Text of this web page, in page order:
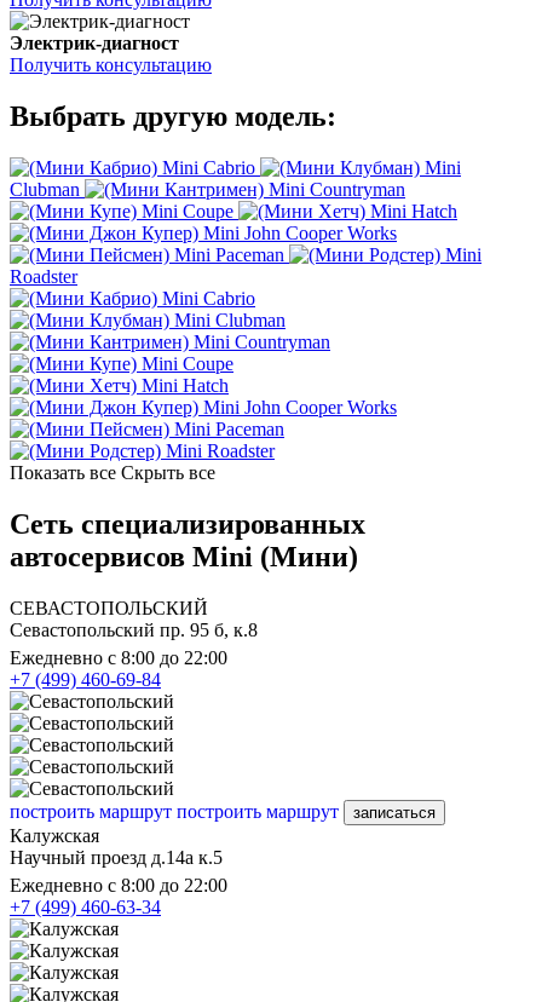
Электрик-диагност
Получить консультацию
Выбрать другую модель:
Mini Cabrio
Mini
Clubman
Mini Countryman
Mini Coupe
Mini Hatch
Mini John Cooper Works
Mini Paceman
Mini
Roadster
Mini Cabrio
Mini Clubman
Mini Countryman
Mini Coupe
Mini Hatch
Mini John Cooper Works
Mini Paceman
Mini Roadster
Показать все Скрыть все
Сеть специализированных
автосервисов Mini (Мини)
СЕВАСТОПОЛЬСКИЙ
Севастопольский пр. 95 б, к.8
Ежедневно с 8:00 до 22:00
+7 (499) 460-69-84
построить маршрут построить маршрут записаться
Калужская
Научный проезд д.14а к.5
Ежедневно с 8:00 до 22:00
+7 (499) 460-63-34